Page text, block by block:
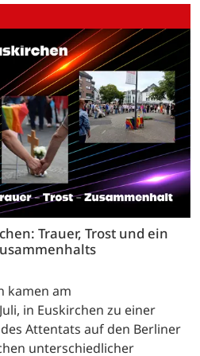
Trauer, Trost und ein
kamen am
in Euskirchen zu einer
Attentats auf den Berliner
unterschiedlicher